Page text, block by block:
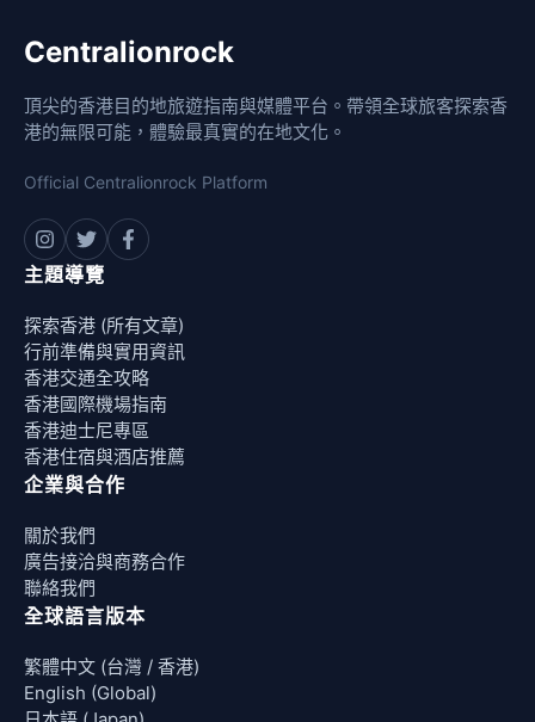
Centralionrock
頂尖的香港目的地旅遊指南與媒體平台。帶領全球旅客探索香
港的無限可能，體驗最真實的在地文化。
Official Centralionrock Platform
主題導覽
探索香港 (所有文章)
行前準備與實用資訊
香港交通全攻略
香港國際機場指南
香港迪士尼專區
香港住宿與酒店推薦
企業與合作
關於我們
廣告接洽與商務合作
聯絡我們
全球語言版本
繁體中文 (台灣 / 香港)
English (Global)